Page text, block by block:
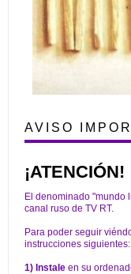
AVISO
¡ATENCIÓN!
El denominado "mundo
canal ruso de TV RT.
Para poder seguir
instrucciones siguientes:
1) Instale en su